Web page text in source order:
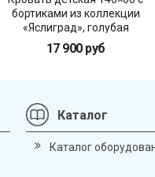
бортиками из коллекции
«Яслиград», голубая
17 900 руб
Каталог
Каталог